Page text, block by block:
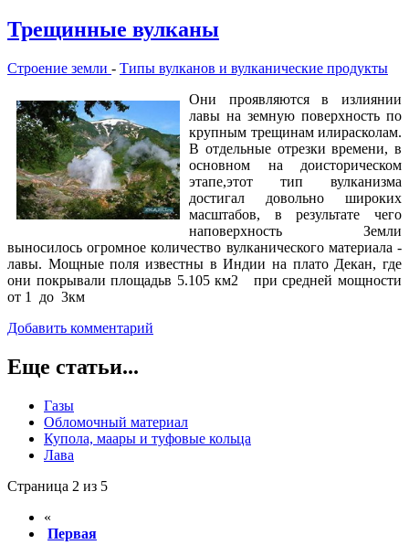
Трещинные вулканы
Строение земли - Типы вулканов и вулканические продукты
Они проявляются в излиянии
лавы на земную поверхность по
крупным трещинам илирасколам.
В отдельные отрезки времени, в
основном на доисторическом
этапе,этот тип вулканизма
достигал довольно широких
масштабов, в результате чего
наповерхность Земли
выносилось огромное количество вулканического материала -
лавы. Мощные поля известны в Индии на плато Декан, где
они покрывали площадьв 5.105 км2 при средней мощности
от 1 до 3км
Добавить комментарий
Еще статьи...
Газы
Обломочный материал
Купола, маары и туфовые кольца
Лава
Страница 2 из 5
«
Первая